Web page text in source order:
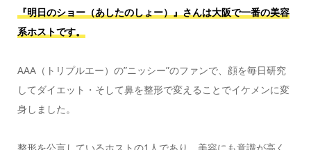
『明日のショー（あしたのしょー）』さんは大阪で一番の美容
系ホストです。
AAA（トリプルエー）の”ニッシー”のファンで、顔を毎日研究
してダイエット・そして鼻を整形で変えることでイケメンに変
身しました。